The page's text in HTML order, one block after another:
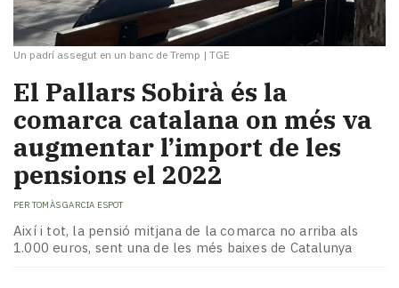
Un padrí assegut en un banc de Tremp | TGE
El Pallars Sobirà és la
comarca catalana on més va
augmentar l’import de les
pensions el 2022
PER TOMÀS GARCIA ESPOT
Així i tot, la pensió mitjana de la comarca no arriba als
1.000 euros, sent una de les més baixes de Catalunya